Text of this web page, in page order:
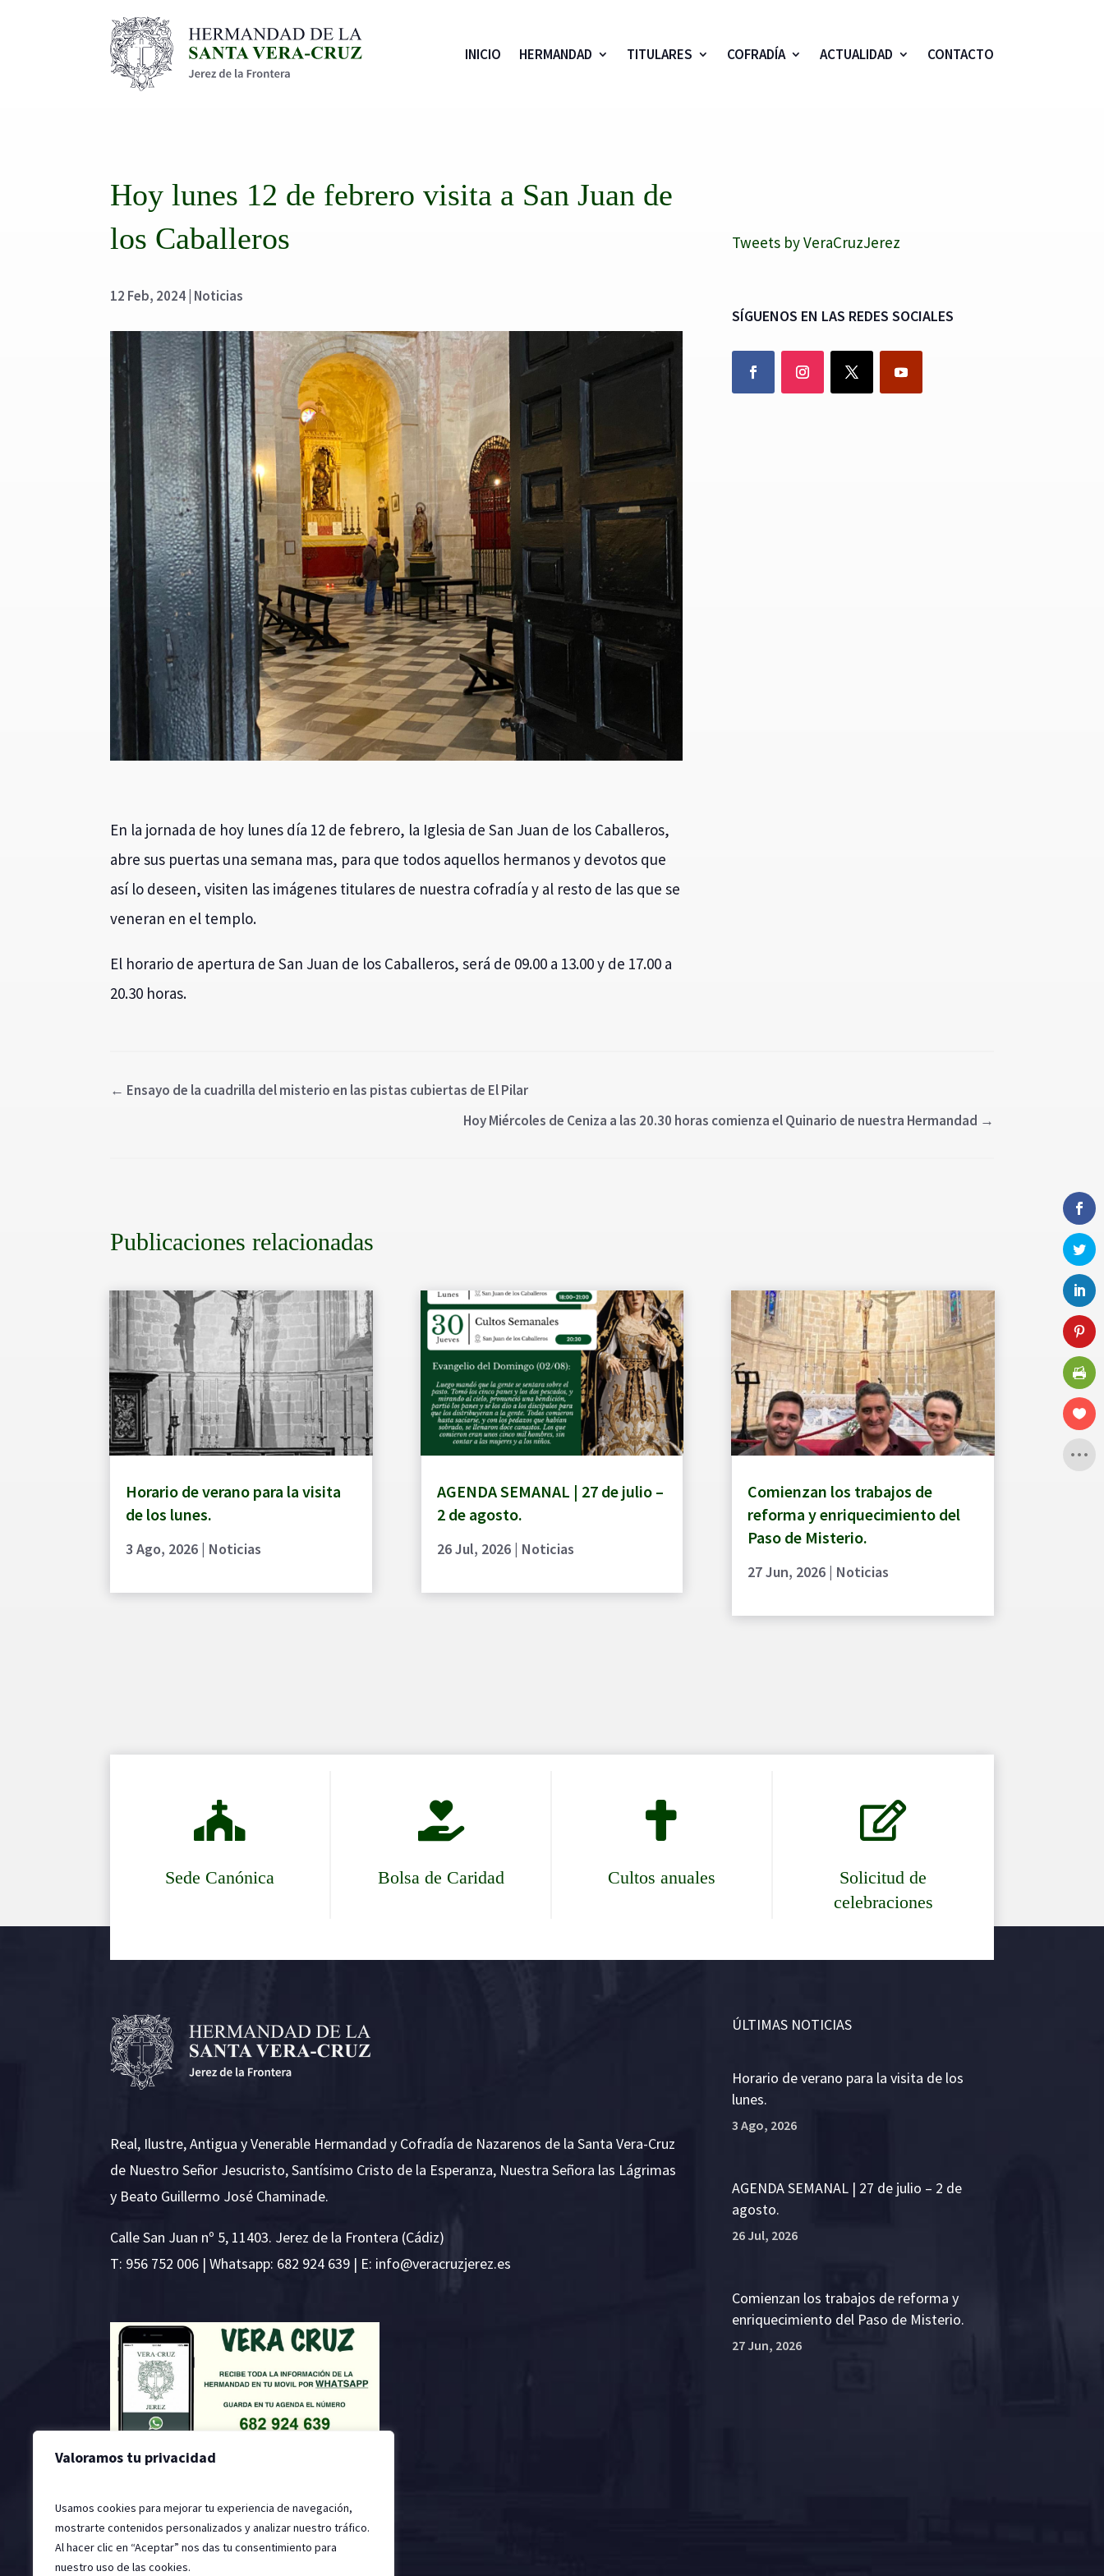
Valoramos tu privacidad
Usamos cookies para mejorar tu experiencia de navegación,
mostrarte contenidos personalizados y analizar nuestro tráfico.
Al hacer clic en “Aceptar” nos das tu consentimiento para
nuestro uso de las cookies.
INICIO HERMANDAD TITULARES COFRADÍA ACTUALIDAD CONTACTO
Hoy lunes 12 de febrero visita a San Juan de
los Caballeros
12 Feb, 2024 Noticias
En la jornada de hoy lunes día 12 de febrero, la Iglesia de San Juan de los Caballeros,
abre sus puertas una semana mas, para que todos aquellos hermanos y devotos que
así lo deseen, visiten las imágenes titulares de nuestra cofradía y al resto de las que se
veneran en el templo.
El horario de apertura de San Juan de los Caballeros, será de 09.00 a 13.00 y de 17.00 a
20.30 horas.
Tweets by VeraCruzJerez
SÍGUENOS EN LAS REDES SOCIALES
← Ensayo de la cuadrilla del misterio en las pistas cubiertas de El Pilar
Hoy Miércoles de Ceniza a las 20.30 horas comienza el Quinario de nuestra Hermandad →
Publicaciones relacionadas
Horario de verano para la visita
de los lunes.
3 Ago, 2026 | Noticias
AGENDA SEMANAL | 27 de julio –
2 de agosto.
26 Jul, 2026| Noticias
Comienzan los trabajos de
reforma y enriquecimiento del
Paso de Misterio.
27 Jun, 2026| Noticias

Sede Canónica

Bolsa de Caridad

Cultos anuales

Solicitud de
celebraciones
Real, Ilustre, Antigua y Venerable Hermandad y Cofradía de Nazarenos de la Santa Vera-Cruz
de Nuestro Señor Jesucristo, Santísimo Cristo de la Esperanza, Nuestra Señora las Lágrimas
y Beato Guillermo José Chaminade.
Calle San Juan nº 5, 11403. Jerez de la Frontera (Cádiz)
T: 956 752 006 | Whatsapp: 682 924 639 | E: se.ze
rejzu
rcare
v@ofn
i
ÚLTIMAS NOTICIAS
Horario de verano para la visita de los
lunes.
3 Ago, 2026
AGENDA SEMANAL | 27 de julio – 2 de
agosto.
26 Jul, 2026
Comienzan los trabajos de reforma y
enriquecimiento del Paso de Misterio.
27 Jun, 2026